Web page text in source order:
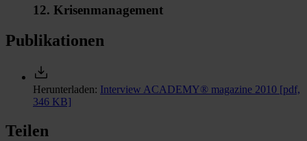
12. Krisenmanagement
Publikationen
Herunterladen: Interview ACADEMY® magazine 2010 [pdf,
346 KB]
Teilen